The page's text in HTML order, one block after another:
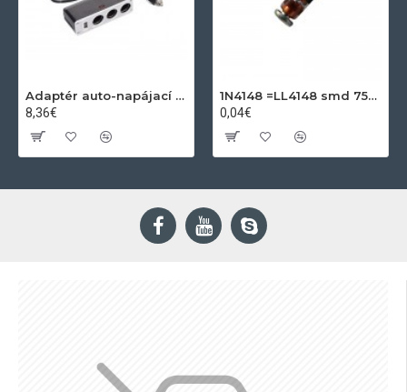
Adaptér auto-napájací 1xkon./3x zdierka- 12/24V, USB 1000mA
8,36€
1N4148 =LL4148 smd 75V,0.15A SOD80C
0,04€